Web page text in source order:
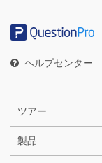
ヘルプセンター
ツアー
製品